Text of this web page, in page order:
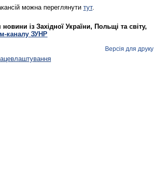
можна переглянути тут.
із Західної України, Польщі та світу,
каналу ЗУНР
Версія для друку